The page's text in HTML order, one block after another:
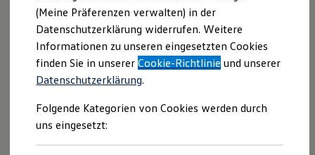
Aktuelle Angebote
E-Auto-Förderung
Volkswagen Marktplatz
Die ENERGY Sondermodelle
Junge Gebrauchtwagen und Gebrauchtwagen
Volkswagen Zertifizierte Gebrauchtwagen
Elektromobilität bei Gebrauchtwagen
Saisonangebote
Reifenpakete
Leasing
Leasing-Angebote
Rechtliches
Hier finden Sie Informationen über uns
(Löhr & Becker Automobile GmbH) als
verantwortlichen Anbieter von Inhalten
und Angeboten, die auf dieser Website
(Meine Präferenzen verwalten) in der
Datenschutzerklärung widerrufen. Weitere
Informationen zu unseren eingesetzten Cookies
finden Sie in unsererCookie-Richtlinie und unserer
Datenschutzerklärung.
Folgende Kategorien von Cookies werden durch
uns eingesetzt: